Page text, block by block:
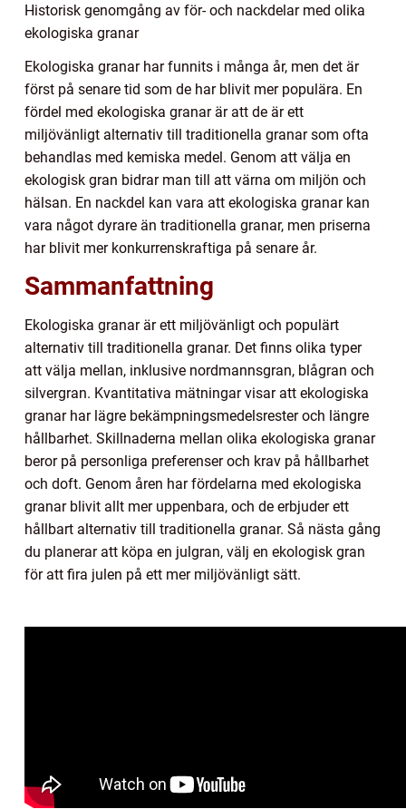
Historisk genomgång av för- och nackdelar med olika
ekologiska granar
Ekologiska granar har funnits i många år, men det är
först på senare tid som de har blivit mer populära. En
fördel med ekologiska granar är att de är ett
miljövänligt alternativ till traditionella granar som ofta
behandlas med kemiska medel. Genom att välja en
ekologisk gran bidrar man till att värna om miljön och
hälsan. En nackdel kan vara att ekologiska granar kan
vara något dyrare än traditionella granar, men priserna
har blivit mer konkurrenskraftiga på senare år.
Sammanfattning
Ekologiska granar är ett miljövänligt och populärt
alternativ till traditionella granar. Det finns olika typer
att välja mellan, inklusive nordmannsgran, blågran och
silvergran. Kvantitativa mätningar visar att ekologiska
granar har lägre bekämpningsmedelsrester och längre
hållbarhet. Skillnaderna mellan olika ekologiska granar
beror på personliga preferenser och krav på hållbarhet
och doft. Genom åren har fördelarna med ekologiska
granar blivit allt mer uppenbara, och de erbjuder ett
hållbart alternativ till traditionella granar. Så nästa gång
du planerar att köpa en julgran, välj en ekologisk gran
för att fira julen på ett mer miljövänligt sätt.